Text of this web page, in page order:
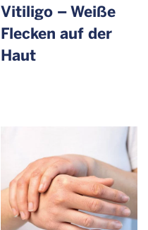
Vitiligo – Weiße
Flecken auf der
Haut